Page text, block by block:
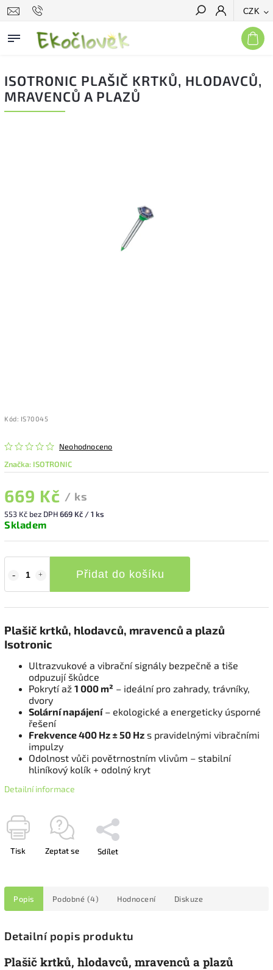
CZK
Hledat
ISOTRONIC PLAŠIČ KRTKŮ, HLODAVCŮ,
MRAVENCŮ A PLAZŮ
Kód: IS70045
Neohodnoceno
Značka: ISOTRONIC
669 Kč / ks
553 Kč bez DPH669 Kč / 1 ks
Skladem
Přidat do košíku
Plašič krtků, hlodavců, mravenců a plazů
Isotronic
Ultrazvukové a vibrační signály bezpečně a tiše
odpuzují škůdce
Pokrytí až 1 000 m² – ideální pro zahrady, trávníky,
dvory
Solární napájení– ekologické a energeticky úsporné
řešení
Frekvence 400 Hz ± 50 Hz s pravidelnými vibračními
impulzy
Odolnost vůči povětrnostním vlivům – stabilní
hliníkový kolík + odolný kryt
Detailní informace
Tisk Zeptat se Sdílet
Popis Podobné (4) Hodnocení Diskuze
Detailní popis produktu
Plašič krtků, hlodavců, mravenců a plazů